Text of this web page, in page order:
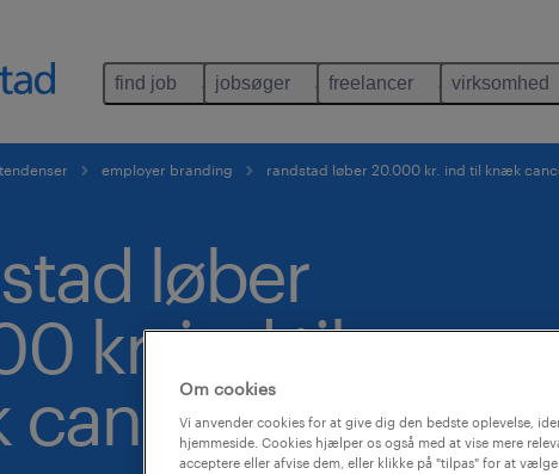
find job jobsøger freelancer virksomhed
employer branding randstad løber 20.000 kr. ind til knæk
løber
kr. ind til
cancer
Om cookies
Vi anvender cookies for at give dig den bedste oplevelse,
hjemmeside. Cookies hjælper os også med at vise mere
acceptere eller afvise dem, eller klikke på "tilpas" for at